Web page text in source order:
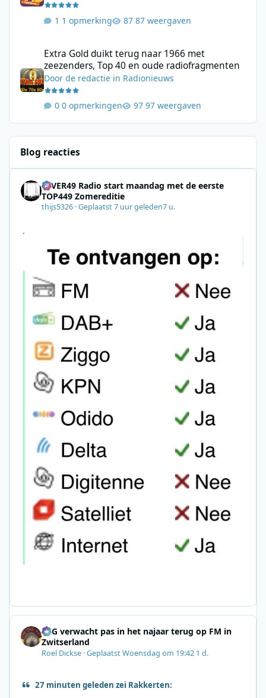
1 opmerking 87 weergaven
Extra Gold duikt terug naar 1966 met
zeezenders, Top 40 en oude radiofragmenten
Doorde redactie in Radionieuws
0 opmerkingen 97 weergaven
Blog reacties
4EVER49 Radio start maandag met de eerste
TOP449 Zomereditie
thijs5326 ·Geplaatst7 uur geleden7 u.
.
SRG verwacht pas in het najaar terug op FM in
Zwitserland
Roel Dickse ·GeplaatstWoensdag om 19:42 1 d.
27 minuten geleden zei Rakkerten: